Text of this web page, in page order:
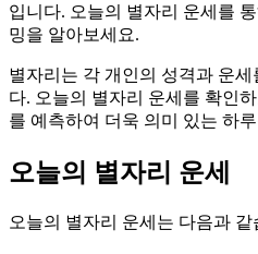
입니다. 오늘의 별자리 운세를
밍을 알아보세요.
별자리는 각 개인의 성격과 운
다. 오늘의 별자리 운세를 확인
를 예측하여 더욱 의미 있는 하
오늘의 별자리 운세
오늘의 별자리 운세는 다음과 같